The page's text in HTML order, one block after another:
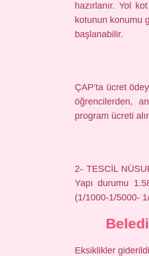
hazırlanır. Yol
kotunun konumu
başlanabilir.
ÇAP’ta ücret
öğrencilerden,
program ücreti
2- TESCİL
Yapı durumu
(1/1000-1/5000-
Eksiklikler